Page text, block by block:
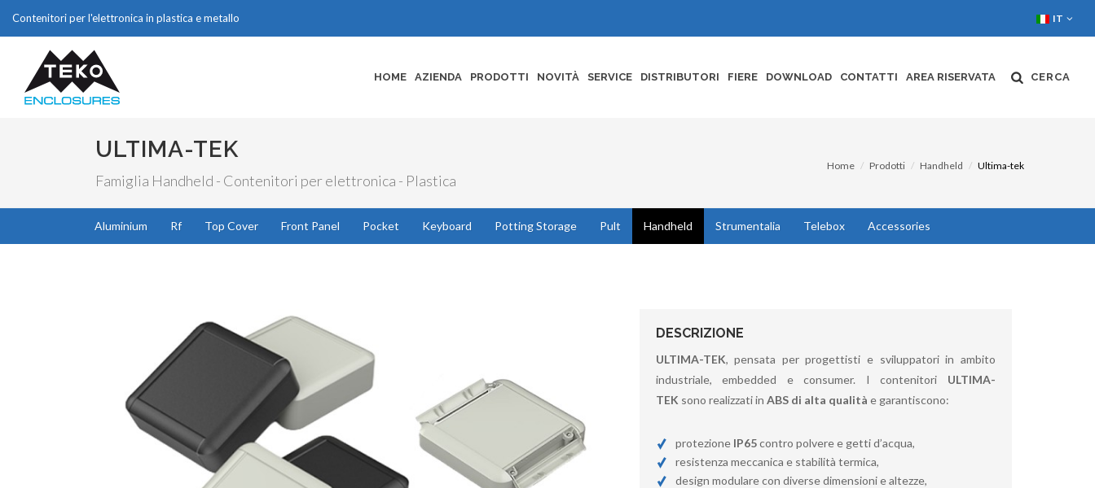
Contenitori per l'elettronica in plastica e metallo IT
HOME AZIENDA PRODOTTI NOVITÀ SERVICE DISTRIBUTORI FIERE DOWNLOAD CONTATTI AREA RISERVATA CERCA
ULTIMA-TEK
Famiglia Handheld - Contenitori per elettronica - Plastica
Home Prodotti Handheld Ultima-tek
Aluminium Rf Top Cover Front Panel Pocket Keyboard Potting Storage Pult Handheld Strumentalia Telebox Accessories
DESCRIZIONE
ULTIMA-TEK, pensata per progettisti e sviluppatori in ambito
industriale, embedded e consumer. I contenitori
ULTIMA-
TEK sono realizzati in ABS di alta qualità e garantiscono:
protezione IP65 contro polvere e getti d’acqua,
resistenza meccanica e stabilità termica,
design modulare con diverse dimensioni e altezze,